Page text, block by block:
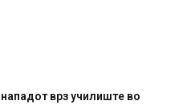
врз училиште во